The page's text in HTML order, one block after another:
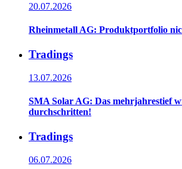
20.07.2026
Rheinmetall AG: Produktportfolio
Tradings
13.07.2026
SMA Solar AG: Das mehrjahrestief
durchschritten!
Tradings
06.07.2026